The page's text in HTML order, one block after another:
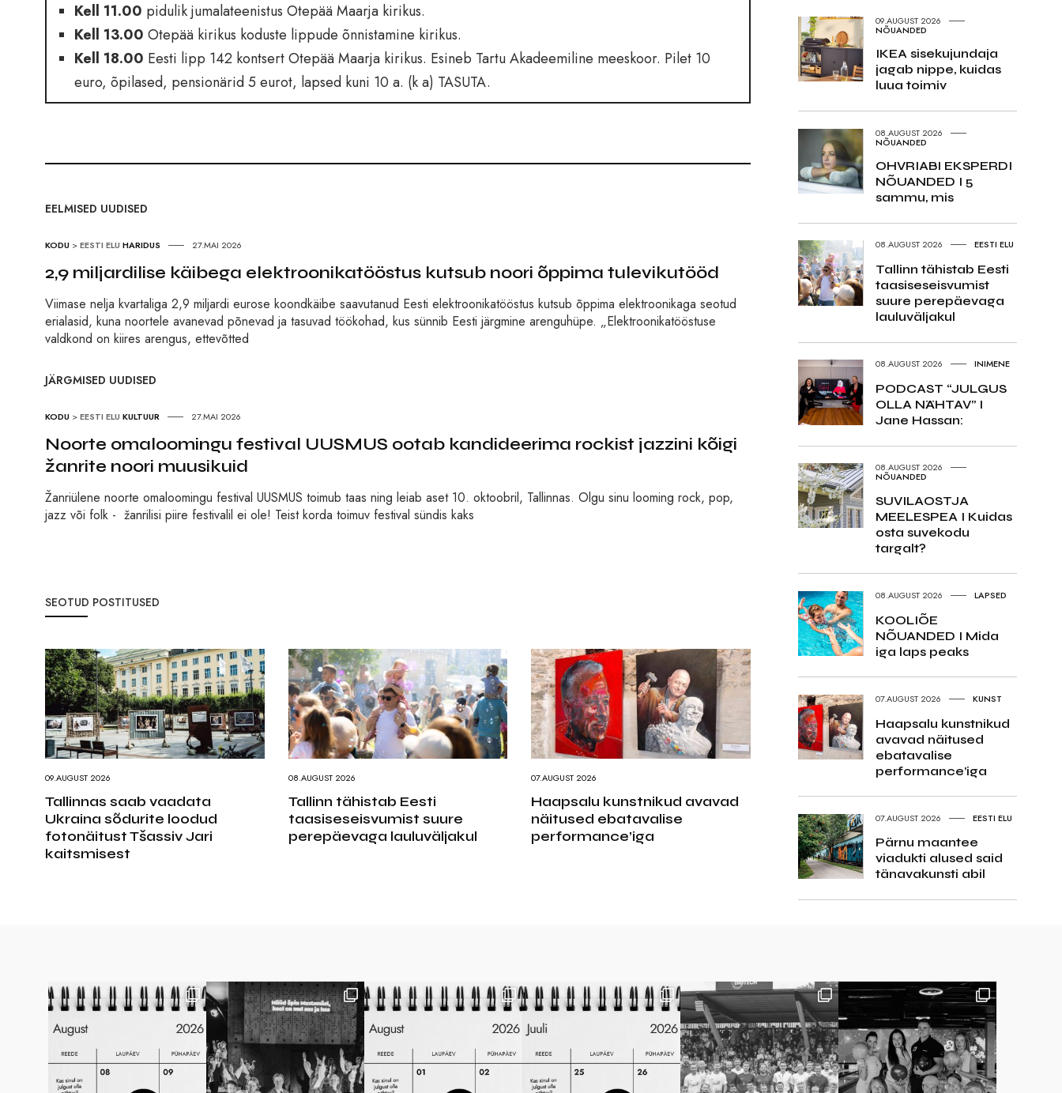
Kell 11.00 pidulik jumalateenistus Otepää Maarja kirikus.
Kell 13.00 Otepää kirikus koduste lippude õnnistamine kirikus.
Kell 18.00 Eesti lipp 142 kontsert Otepää Maarja kirikus. Esineb Tartu Akadeemiline meeskoor. Pilet 10
euro, õpilased, pensionärid 5 eurot, lapsed kuni 10 a. (k a) TASUTA.
EELMISED UUDISED
KODU >EESTI ELU HARIDUS 27.MAI 2026
2,9 miljardilise käibega elektroonikatööstus kutsub noori õppima tulevikutööd
Viimase nelja kvartaliga 2,9 miljardi eurose koondkäibe saavutanud Eesti elektroonikatööstus kutsub õppima elektroonikaga seotud
erialasid, kuna noortele avanevad põnevad ja tasuvad töökohad, kus sünnib Eesti järgmine arenguhüpe. „Elektroonikatööstuse
valdkond on kiires arengus, ettevõtted
JÄRGMISED UUDISED
KODU >EESTI ELU KULTUUR 27.MAI 2026
Noorte omaloomingu festival UUSMUS ootab kandideerima rockist jazzini kõigi
žanrite noori muusikuid
Žanriülene noorte omaloomingu festival UUSMUS toimub taas ning leiab aset 10. oktoobril, Tallinnas. Olgu sinu looming rock, pop,
jazz või folk - žanrilisi piire festivalil ei ole! Teist korda toimuv festival sündis kaks
SEOTUD POSTITUSED
09.AUGUST 2026
Tallinnas saab vaadata
Ukraina sõdurite loodud
fotonäitust Tšassiv Jari
kaitsmisest
08.AUGUST 2026
Tallinn tähistab Eesti
taasiseseisvumist suure
perepäevaga lauluväljakul
07.AUGUST 2026
Haapsalu kunstnikud avavad
näitused ebatavalise
performance’iga
09.AUGUST 2026
NÕUANDED
IKEA sisekujundaja
jagab nippe, kuidas
luua toimiv
08.AUGUST 2026
NÕUANDED
OHVRIABI EKSPERDI
NÕUANDED I 5
sammu, mis
08.AUGUST 2026 EESTI ELU
Tallinn tähistab Eesti
taasiseseisvumist
suure perepäevaga
lauluväljakul
08.AUGUST 2026 INIMENE
PODCAST “JULGUS
OLLA NÄHTAV” I
Jane Hassan:
08.AUGUST 2026
NÕUANDED
SUVILAOSTJA
MEELESPEA I Kuidas
osta suvekodu
targalt?
08.AUGUST 2026 LAPSED
KOOLIÕE
NÕUANDED I Mida
iga laps peaks
07.AUGUST 2026 KUNST
Haapsalu kunstnikud
avavad näitused
ebatavalise
performance’iga
07.AUGUST 2026 EESTI ELU
Pärnu maantee
viadukti alused said
tänavakunsti abil